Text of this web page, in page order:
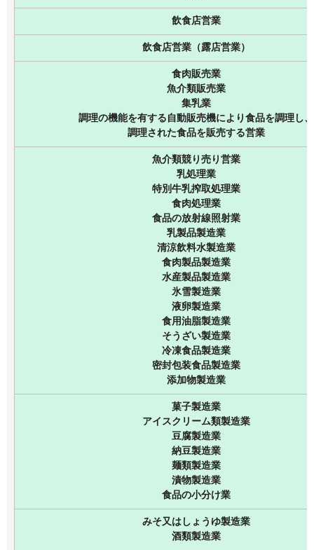
飲食店営業
飲食店営業（露店営業）
食肉販売業
魚介類販売業
集乳業
調理の機能を有する自動販売機により食品を調理し、
調理された食品を販売する営業
魚介類競り売り営業
乳処理業
特別牛乳搾取処理業
食肉処理業
食品の放射線照射業
乳製品製造業
清涼飲料水製造業
食肉製品製造業
水産製品製造業
氷雪製造業
液卵製造業
食用油脂製造業
そうざい製造業
冷凍食品製造業
密封包装食品製造業
添加物製造業
菓子製造業
アイスクリーム類製造業
豆腐製造業
納豆製造業
麺類製造業
漬物製造業
食品の小分け業
みそ又はしょうゆ製造業
酒類製造業